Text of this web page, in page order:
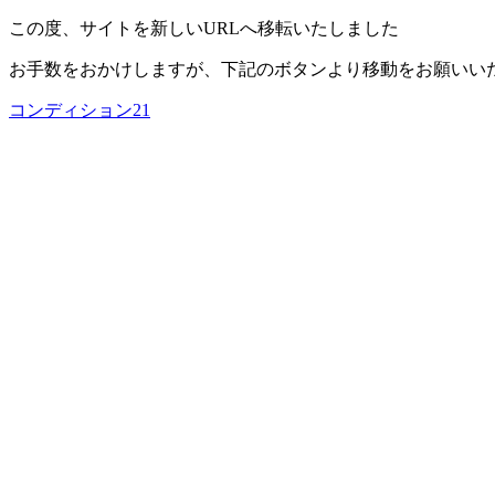
この度、サイトを新しいURLへ移転いたしました
お手数をおかけしますが、下記のボタンより移動をお願いい
コンディション21